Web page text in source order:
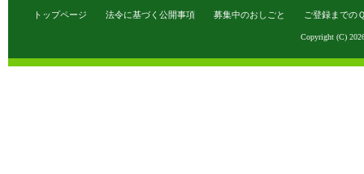
トップページ 法令に基づく公開事項 募集中のおしごと ご登録までの
Copyright (C)